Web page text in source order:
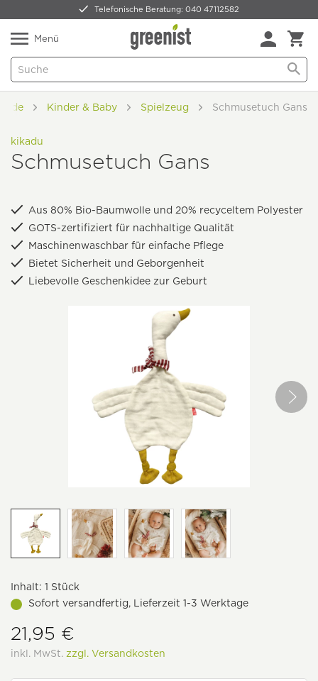
Telefonische Beratung: 040 47112582
Natürlich Pflanzlich Lecker
Menü
Kinder & Baby Spielzeug Schmusetuch Gans
kikadu
Schmusetuch Gans
Aus 80% Bio-Baumwolle und 20% recyceltem Polyester
GOTS-zertifiziert für nachhaltige Qualität
Maschinenwaschbar für einfache Pflege
Bietet Sicherheit und Geborgenheit
Liebevolle Geschenkidee zur Geburt
Inhalt: 1 Stück
Sofort versandfertig, Lieferzeit 1-3 Werktage
21,95 €
inkl. MwSt. zzgl. Versandkosten